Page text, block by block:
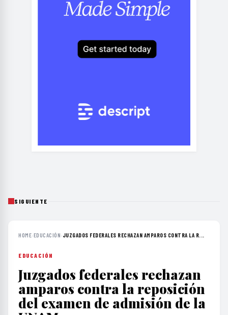
SIGUIENTE
HOME›EDUCACIÓN› JUZGADOS FEDERALES RECHAZAN AMPAROS CONTRA LA R...
EDUCACIÓN
Juzgados federales rechazan
amparos contra la reposición
del examen de admisión de la